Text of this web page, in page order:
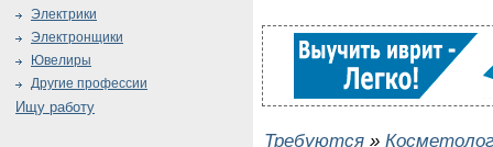
Требуются »
Электрики
Электронщики
Ювелиры
Другие профессии
Ищу работу